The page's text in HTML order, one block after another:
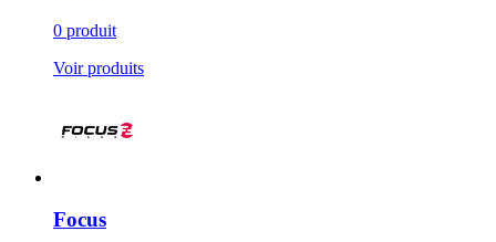
0 produit
Voir produits
Focus